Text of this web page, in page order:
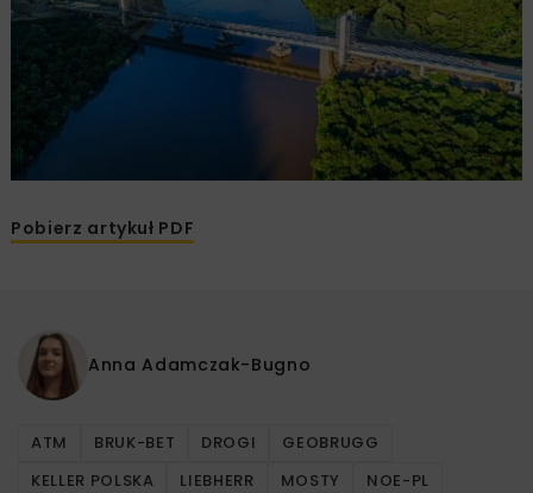
Pobierz artykuł PDF
Anna Adamczak-Bugno
ATM BRUK-BET DROGI
GEOBRUGG
KELLER POLSKA
LIEBHERR MOSTY
NOE-PL